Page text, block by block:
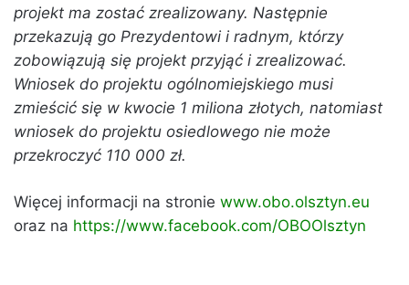
projekt ma zostać zrealizowany. Następnie
przekazują go Prezydentowi i radnym, którzy
zobowiązują się projekt przyjąć i zrealizować.
Wniosek do projektu ogólnomiejskiego musi
zmieścić się w kwocie 1 miliona złotych, natomiast
wniosek do projektu osiedlowego nie może
przekroczyć 110 000 zł.
Więcej informacji na stronie www.obo.olsztyn.eu
oraz na https://www.facebook.com/OBOOlsztyn